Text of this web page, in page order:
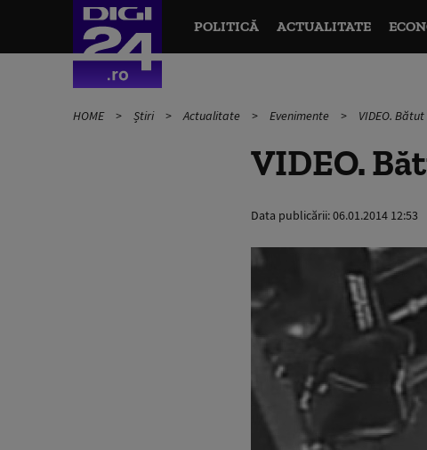
POLITICĂ ACTUALITATE
HOME Știri Actualitate Evenimente VIDEO.
VIDEO.
Data publicării:06.01.2014 12:53